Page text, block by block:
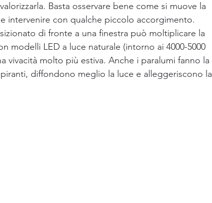
Basta osservare bene come si muove la
intervenire con qualche piccolo accorgimento.
di fronte a una finestra può moltiplicare la
modelli LED a luce naturale (intorno ai 4000-5000
vivacità molto più estiva. Anche i paralumi fanno la
diffondono meglio la luce e alleggeriscono la